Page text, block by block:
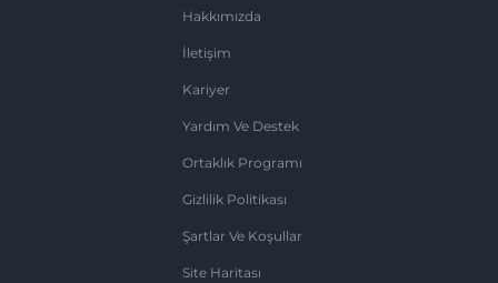
Hakkımızda
İletişim
Kariyer
Yardım Ve Destek
Ortaklık Programı
Gizlilik Politikası
Şartlar Ve Koşullar
Site Haritası